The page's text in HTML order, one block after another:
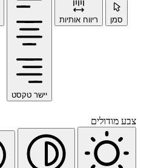
סמן ריווח אותיות
יישר טקסט
צבע מודולים